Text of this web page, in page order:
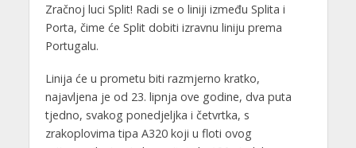
Zračnoj luci Split! Radi se o liniji između Splita i
Porta, čime će Split dobiti izravnu liniju prema
Portugalu.
Linija će u prometu biti razmjerno kratko,
najavljena je od 23. lipnja ove godine, dva puta
tjedno, svakog ponedjeljka i četvrtka, s
zrakoplovima tipa A320 koji u floti ovog